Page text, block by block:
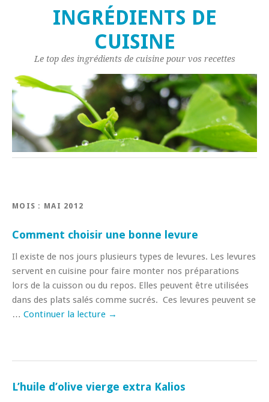
INGRÉDIENTS DE
CUISINE
Le top des ingrédients de cuisine pour vos recettes
MOIS : MAI 2012
Comment choisir une bonne levure
Il existe de nos jours plusieurs types de levures. Les levures
servent en cuisine pour faire monter nos préparations
lors de la cuisson ou du repos. Elles peuvent être utilisées
dans des plats salés comme sucrés. Ces levures peuvent se
… Continuer la lecture →
L’huile d’olive vierge extra Kalios